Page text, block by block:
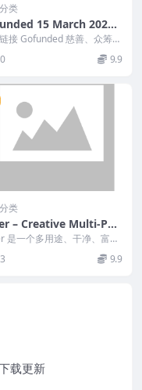
类
15 March 2023 –
Crowdfunding &
Raising Drupal 9 The
接 Gofunded 慈善、众筹和
9.9
类
– Creative Multi-Pur
WordPress Theme v
是一个多用途、干净、富有
、完全响应且功能强大的 Wor
9.9
载更新